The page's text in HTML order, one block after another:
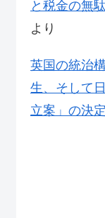
と税金の無
より
英国の統治
生、そして
立案」の決